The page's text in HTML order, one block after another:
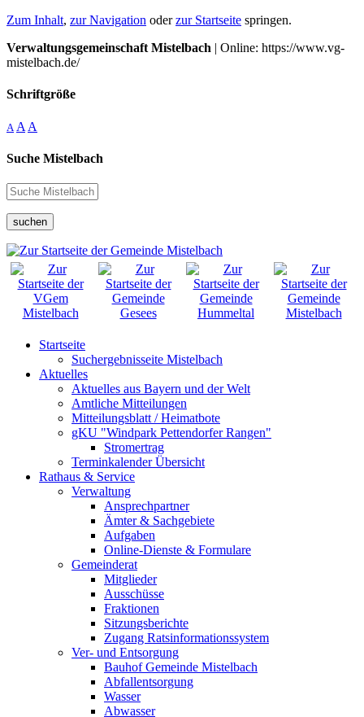
Zum Inhalt, zur Navigation oderzur Startseite springen.
Verwaltungsgemeinschaft Mistelbach | Online: https://www.vg-
mistelbach.de/
Schriftgröße
A A A
Suche Mistelbach
suchen
Startseite
Suchergebnisseite Mistelbach
Aktuelles
Aktuelles aus Bayern und der Welt
Amtliche Mitteilungen
Mitteilungsblatt / Heimatbote
gKU "Windpark Pettendorfer Rangen"
Stromertrag
Terminkalender Übersicht
Rathaus & Service
Verwaltung
Ansprechpartner
Ämter & Sachgebiete
Aufgaben
Online-Dienste & Formulare
Gemeinderat
Mitglieder
Ausschüsse
Fraktionen
Sitzungsberichte
Zugang Ratsinformationssystem
Ver- und Entsorgung
Bauhof Gemeinde Mistelbach
Abfallentsorgung
Wasser
Abwasser